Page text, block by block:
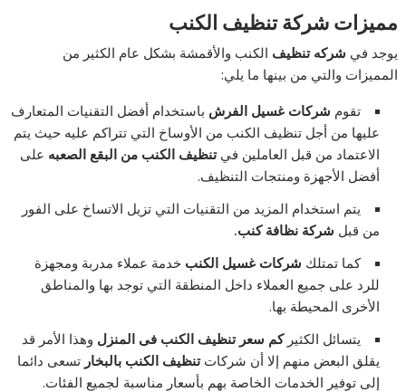
مميزات شركة تنظيف الكنب
يوجد في شركه تنظيف الكنب والأقمشة بشكل عام الكثير من
المميزات والتي من بينها ما يلي:
تقوم شركات غسيل الفرش باستخدام أفضل التقنيات المتعارف
عليها من أجل تنظيف الكنب من الأوساخ التي تتراكم عليه حيث يتم
الاعتماد من قبل العاملين فيتنظيف الكنب من البقع الصعبه على
أفضل الأجهزة ومنتجات التنظيف.
يتم استخدام المزيد من التقنيات التي تزيل الاتساخ على الفور
من قبل شركة نظافة كنب.
كما تمتلك شركات غسيل الكنب خدمة عملاء مدربة ومجهزة
للرد على جميع العملاء داخل المنطقة التي توجد بها والمناطق
الأخرى المحيطة بها.
يتسائل الكثيركم سعر تنظيف الكنب فى المنزل وهذا الأمر قد
يقلق البعض منهم إلا أن شركاتتنظيف الكنب بالبخارتسعى دائما
إلى توفير الخدمات الخاصة بهم بأسعار مناسبة لجميع الفئات.